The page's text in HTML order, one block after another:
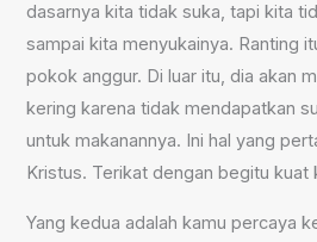
dasarnya kita tidak suka, tapi kita
sampai kita menyukainya. Ranting
pokok anggur. Di luar itu, dia akan
kering karena tidak mendapatkan
untuk makanannya. Ini hal yang
Kristus. Terikat dengan begitu kuat
Yang kedua adalah kamu percaya